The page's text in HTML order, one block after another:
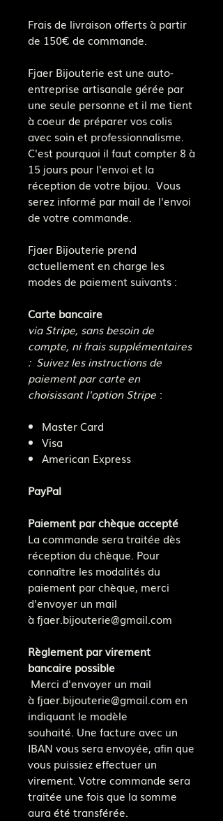
Frais de livraison offerts à partir
de 150€ de commande.
Fjaer Bijouterie est une auto-
entreprise artisanale gérée par
une seule personne et il me tient
à coeur de préparer vos colis
avec soin et professionnalisme.
C'est pourquoi il faut compter 8 à
15 jours pour l'envoi et la
réception de votre bijou. Vous
serez informé par mail de l'envoi
de votre commande.
Fjaer Bijouterie prend
actuellement en charge les
modes de paiement suivants :
Carte bancaire
via Stripe, sans besoin de
compte, ni frais supplémentaires
: Suivez les instructions de
paiement par carte en
choisissant l'option Stripe :
Master Card
Visa
American Express
PayPal
Paiement par chèque accepté
La commande sera traitée dès
réception du chèque. Pour
connaître les modalités du
paiement par chèque, merci
d'envoyer un mail
à fjaer.bijouterie@gmail.com
Règlement par virement
bancaire possible
Merci d'envoyer un mail
à fjaer.bijouterie@gmail.com en
indiquant le modèle
souhaité. Une facture avec un
IBAN vous sera envoyée, afin que
vous puissiez effectuer un
virement. Votre commande sera
traitée une fois que la somme
aura été transférée.